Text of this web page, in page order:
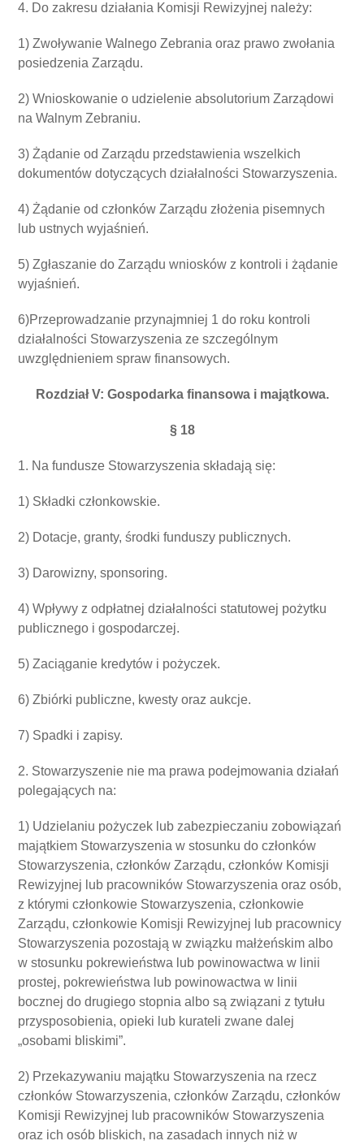
4. Do zakresu działania Komisji Rewizyjnej należy:
1) Zwoływanie Walnego Zebrania oraz prawo zwołania
posiedzenia Zarządu.
2) Wnioskowanie o udzielenie absolutorium Zarządowi
na Walnym Zebraniu.
3) Żądanie od Zarządu przedstawienia wszelkich
dokumentów dotyczących działalności Stowarzyszenia.
4) Żądanie od członków Zarządu złożenia pisemnych
lub ustnych wyjaśnień.
5) Zgłaszanie do Zarządu wniosków z kontroli i żądanie
wyjaśnień.
6)Przeprowadzanie przynajmniej 1 do roku kontroli
działalności Stowarzyszenia ze szczególnym
uwzględnieniem spraw finansowych.
Rozdział V: Gospodarka finansowa i majątkowa.
§ 18
1. Na fundusze Stowarzyszenia składają się:
1) Składki członkowskie.
2) Dotacje, granty, środki funduszy publicznych.
3) Darowizny, sponsoring.
4) Wpływy z odpłatnej działalności statutowej pożytku
publicznego i gospodarczej.
5) Zaciąganie kredytów i pożyczek.
6) Zbiórki publiczne, kwesty oraz aukcje.
7) Spadki i zapisy.
2. Stowarzyszenie nie ma prawa podejmowania działań
polegających na:
1) Udzielaniu pożyczek lub zabezpieczaniu zobowiązań
majątkiem Stowarzyszenia w stosunku do członków
Stowarzyszenia, członków Zarządu, członków Komisji
Rewizyjnej lub pracowników Stowarzyszenia oraz osób,
z którymi członkowie Stowarzyszenia, członkowie
Zarządu, członkowie Komisji Rewizyjnej lub pracownicy
Stowarzyszenia pozostają w związku małżeńskim albo
w stosunku pokrewieństwa lub powinowactwa w linii
prostej, pokrewieństwa lub powinowactwa w linii
bocznej do drugiego stopnia albo są związani z tytułu
przysposobienia, opieki lub kurateli zwane dalej
„osobami bliskimi”.
2) Przekazywaniu majątku Stowarzyszenia na rzecz
członków Stowarzyszenia, członków Zarządu, członków
Komisji Rewizyjnej lub pracowników Stowarzyszenia
oraz ich osób bliskich, na zasadach innych niż w